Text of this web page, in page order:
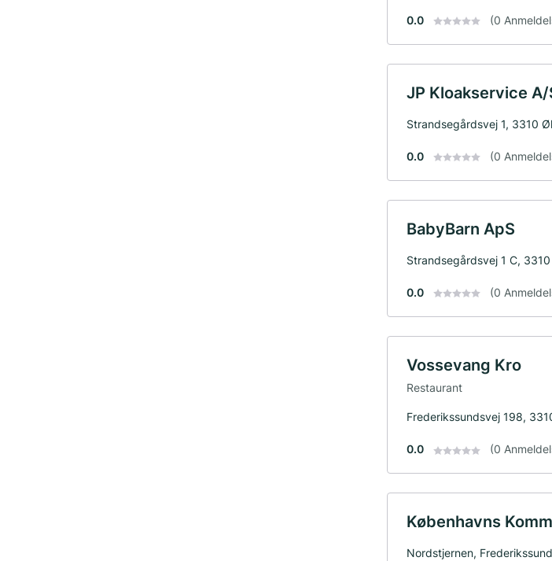
0.0 (0
JP Kloakservice A/
Strandsegårdsvej 1, 3310
0.0 (0
BabyBarn ApS
Strandsegårdsvej 1 C,
0.0 (0
Vossevang Kro
Restaurant
Frederikssundsvej 198,
0.0 (0
Københavns
Nordstjernen,